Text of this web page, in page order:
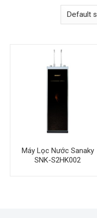
Máy Lọc Nước Sanaky
SNK-S2HK002